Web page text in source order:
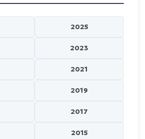
2025
2023
2021
2019
2017
2015